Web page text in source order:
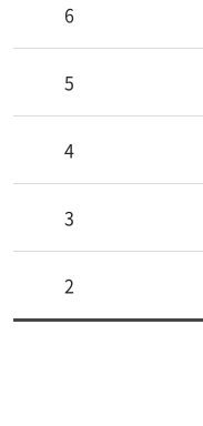
6
5
4
3
2